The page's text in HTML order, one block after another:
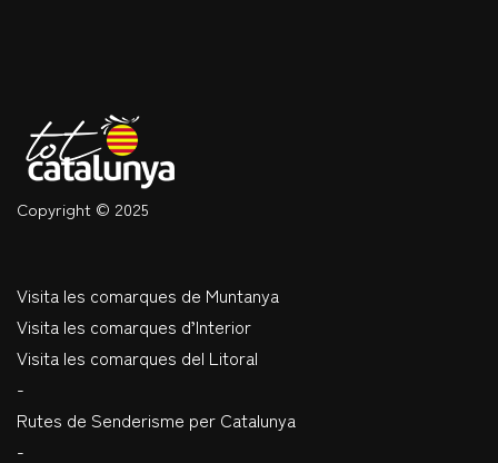
Copyright © 2025
Visita les comarques de Muntanya
Visita les comarques d’Interior
Visita les comarques del Litoral
-
Rutes de Senderisme per Catalunya
-